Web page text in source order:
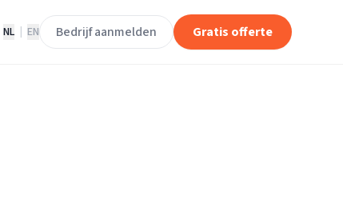
NL EN Bedrijf aanmelden Gratis offerte